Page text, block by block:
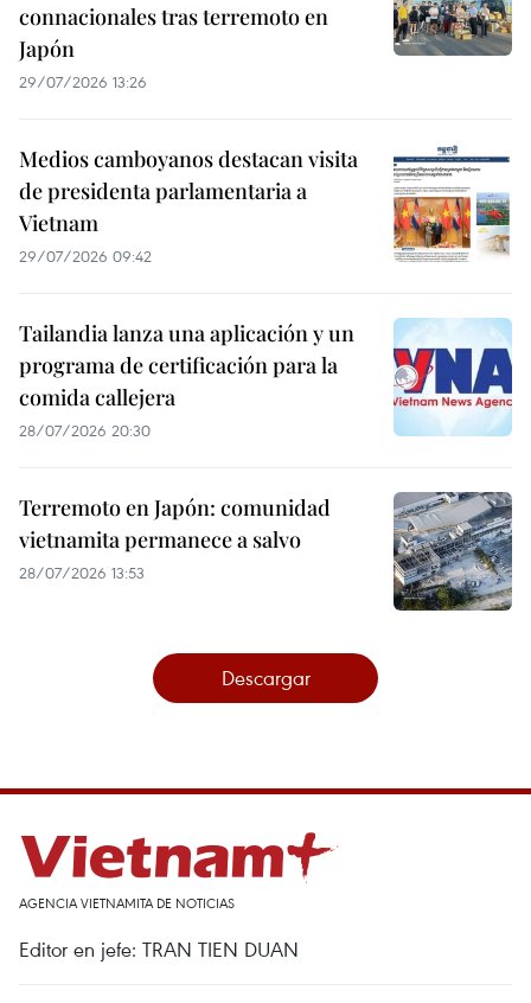
connacionales tras terremoto en
Japón
29/07/2026 13:26
Medios camboyanos destacan visita
de presidenta parlamentaria a
Vietnam
29/07/2026 09:42
Tailandia lanza una aplicación y un
programa de certificación para la
comida callejera
28/07/2026 20:30
Terremoto en Japón: comunidad
vietnamita permanece a salvo
28/07/2026 13:53
Descargar
AGENCIA VIETNAMITA DE NOTICIAS
Editor en jefe: TRAN TIEN DUAN